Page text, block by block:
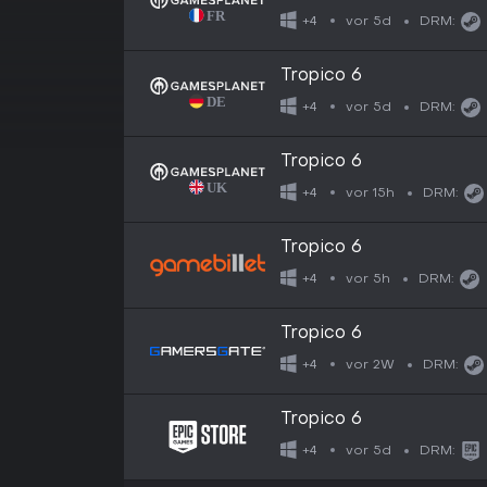
+4 vor 5d DRM:
Tropico 6
+4 vor 5d DRM:
Tropico 6
+4 vor 15h DRM:
Tropico 6
+4 vor 5h DRM:
Tropico 6
+4 vor 2W DRM:
Tropico 6
+4 vor 5d DRM: